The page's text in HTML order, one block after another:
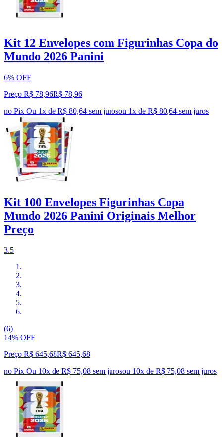
Kit 12 Envelopes com Figurinhas Copa do
Mundo 2026 Panini
6% OFF
Preço R$ 78,96R$ 78,96
no Pix Ou 1x de R$ 80,64 sem jurosou 1x de R$ 80,64 sem juros
Kit 100 Envelopes Figurinhas Copa
Mundo 2026 Panini Originais Melhor
Preço
3.5
(6)
14% OFF
Preço R$ 645,68R$ 645,68
no Pix Ou 10x de R$ 75,08 sem jurosou 10x de R$ 75,08 sem juros